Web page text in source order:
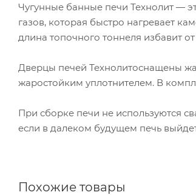
Чугунные банные печи Технолит —
газов, которая быстро нагревает
длина топочного тоннеля избавит
Дверцы печей Технолитоснащены
жаростойким уплотнителем. В
При сборке печи не используются
если в далеком будущем печь
Похожие товары